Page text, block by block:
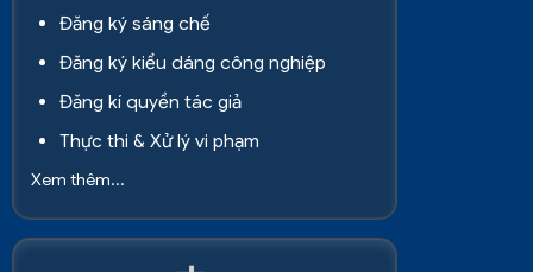
Đăng ký sáng chế
Đăng ký kiểu dáng công nghiệp
Đăng kí quyền tác giả
Thực thi & Xử lý vi phạm
Xem thêm...